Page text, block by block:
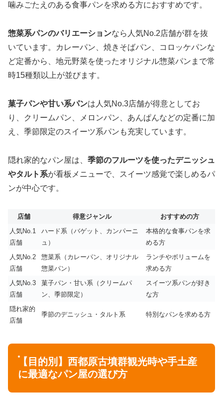
噛みごたえのある食事パンを求める方におすすめです。
惣菜系パンのバリエーションなら人気No.2店舗が群を抜
いています。カレーパン、焼きそばパン、コロッケパンな
ど定番から、地元野菜を使ったオリジナル惣菜パンまで常
時15種類以上が並びます。
菓子パンや甘い系パンは人気No.3店舗が得意としてお
り、クリームパン、メロンパン、あんぱんなどの定番に加
え、季節限定のスイーツ系パンも充実しています。
隠れ家的なパン屋は、 季節のフルーツを使ったデニッシュ
やタルト系が看板メニューで、スイーツ感覚で楽しめるパ
ンが中心です。
店舗 得意ジャンル
おすすめの方
人気No.1
店舗
ハード系（バゲット、カンパーニ
ュ）
本格的な食事パンを求
める方
人気No.2
店舗
惣菜系（カレーパン、オリジナル
惣菜パン）
ランチやボリュームを
求める方
人気No.3
店舗
菓子パン・甘い系（クリームパ
ン、季節限定）
スイーツ系パンが好き
な方
隠れ家的
店舗
季節のデニッシュ・タルト系 特別なパンを求める方
【目的別】西都原古墳群観光時や手土産
に最適なパン屋の選び方